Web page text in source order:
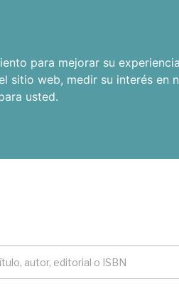
para mejorar su
sitio web, medir su interés en
usted.